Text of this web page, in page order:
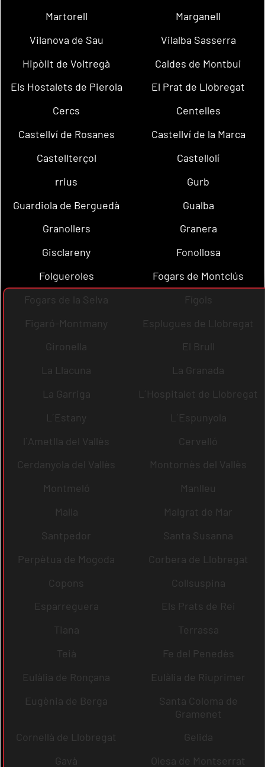
Martorell
Marganell
Vilanova de Sau
Vilalba Sasserra
Hipòlit de Voltregà
Caldes de Montbui
Els Hostalets de Pierola
El Prat de Llobregat
Cercs
Centelles
Castellví de Rosanes
Castellví de la Marca
Castellterçol
Castellolí
rrius
Gurb
Guardiola de Berguedà
Gualba
Granollers
Granera
Gisclareny
Fonollosa
Folgueroles
Fogars de Montclús
Fogars de la Selva
Fígols
Figaró-Montmany
Esplugues de Llobregat
Gironella
El Brull
La Llacuna
La Granada
La Garriga
L´Hospitalet de Llobregat
L´Estany
L´Espunyola
l´Ametlla del Vallès
Cervelló
Cerdanyola del Vallès
Montornès del Vallès
Montmeló
Manlleu
Malla
Malgrat de Mar
Santpedor
Santa Susanna
Perpètua de Mogoda
Corbera de Llobregat
Copons
Collsuspina
Esparreguera
Els Prats de Rei
Tiana
Terrassa
Teià
Fe del Penedès
Eulàlia de Ronçana
Eulàlia de Riuprimer
Eugènia de Berga
Santa Coloma de
Gramenet
Cornellà de Llobregat
Gelida
Gavà
Olesa de Montserrat